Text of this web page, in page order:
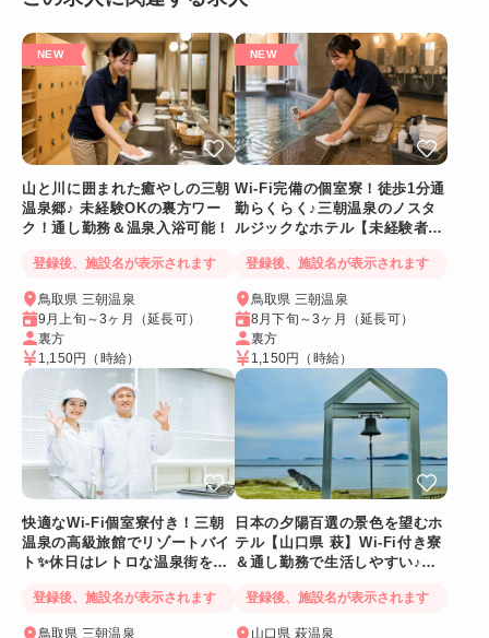
山と川に囲まれた癒やしの三朝
温泉郷♪ 未経験OKの裏方ワー
ク！通し勤務＆温泉入浴可能！
登録後、施設名が表示されます
鳥取県 三朝温泉
9月上旬～3ヶ月（延長可）
裏方
1,150円 （時給）
Wi-Fi完備の個室寮！徒歩1分通
勤らくらく♪三朝温泉のノスタ
ルジックなホテル【未経験者
登録後、施設名が表示されます
鳥取県 三朝温泉
8月下旬～3ヶ月（延長可）
裏方
1,150円 （時給）
快適なWi-Fi個室寮付き！三朝
温泉の高級旅館でリゾートバイ
ト✨休日はレトロな温泉街をの
登録後、施設名が表示されます
鳥取県 三朝温泉
日本の夕陽百選の景色を望むホ
テル【山口県 萩】Wi-Fi付き寮
＆通し勤務で生活しやすい♪絶
登録後、施設名が表示されます
山口県 萩温泉